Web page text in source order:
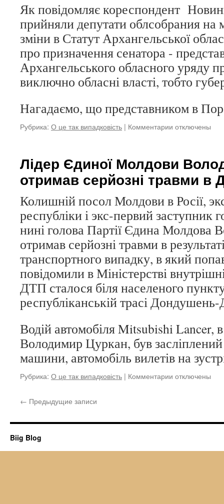
Як повідомляє кореспондент
прийняли депутати облсобрания на
зміни в Статут Архангельської
про призначення сенатора -
Архангельського обласного уряду
виключно обласні власті, тобто
Нагадаємо, що представником в
Рубрика: О це так випадковість | Комментарии к
не
представника
уряду
Архангельської
області
в
Пораді
Федерації
отключены
Лідер Єдиної Молдови
отримав серйозні травми в
Колишній посол Молдови в Росії,
республіки і экс-первий заступник
нині голова Партії Єдина Молдова
отримав серйозні травми в
транспортного випадку, в який
повідомили в Міністерстві
ДТП сталося біля населеного
республіканській трасі
Водій автомобіля Mitsubishi Lancer,
Володимир Цуркан, був засліплений
машини, автомобіль вилетів на
Рубрика: О це так випадковість | Комментарии к
Володимир
отключены
← Предыдущие записи
Biig Blog